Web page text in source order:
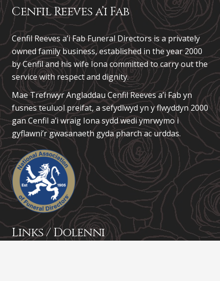
Cenfil Reeves a’i Fab
Cenfil Reeves a’i Fab Funeral Directors is a privately
owned family business, established in the year 2000
by Cenfil and his wife Iona committed to carry out the
service with respect and dignity.
Mae Trefnwyr Angladdau Cenfil Reeves a’i Fab yn
fusnes teuluol preifat, a sefydlwyd yn y flwyddyn 2000
gan Cenfil a’i wraig Iona sydd wedi ymrwymo i
gyflawni’r gwasanaeth gyda pharch ac urddas.
Links / Dolenni